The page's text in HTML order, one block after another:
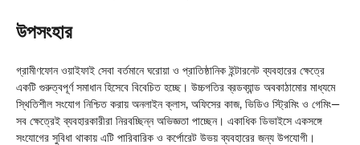
উপসংহার
গ্রামীণফোন ওয়াইফাই সেবা বর্তমানে ঘরোয়া ও প্রাতিষ্ঠানিক ইন্টারনেট ব্যবহারের ক্ষেত্রে
একটি গুরুত্বপূর্ণ সমাধান হিসেবে বিবেচিত হচ্ছে। উচ্চগতির ব্রডব্যান্ড অবকাঠামোর মাধ্যমে
স্থিতিশীল সংযোগ নিশ্চিত করায় অনলাইন ক্লাস, অফিসের কাজ, ভিডিও স্ট্রিমিং ও গেমিং—
সব ক্ষেত্রেই ব্যবহারকারীরা নিরবচ্ছিন্ন অভিজ্ঞতা পাচ্ছেন। একাধিক ডিভাইসে একসঙ্গে
সংযোগের সুবিধা থাকায় এটি পারিবারিক ও কর্পোরেট উভয় ব্যবহারের জন্য উপযোগী।